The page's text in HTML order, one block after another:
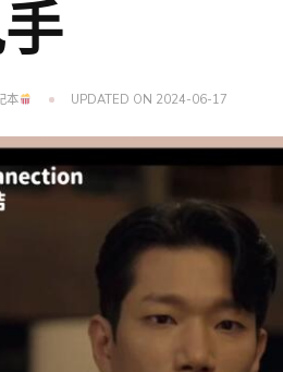
本 UPDATED ON 2024-06-17